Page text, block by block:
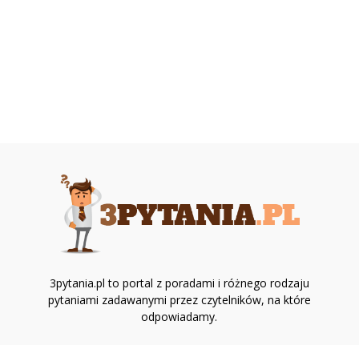
3pytania.pl to portal z poradami i różnego rodzaju
pytaniami zadawanymi przez czytelników, na które
odpowiadamy.